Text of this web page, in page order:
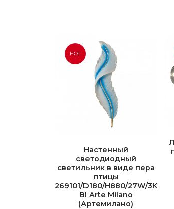
HOT
Настенный
светодиодный
светильник в виде пера
птицы
269101/D180/H880/27W/3K
Bl Arte Milano
(Артемилано)